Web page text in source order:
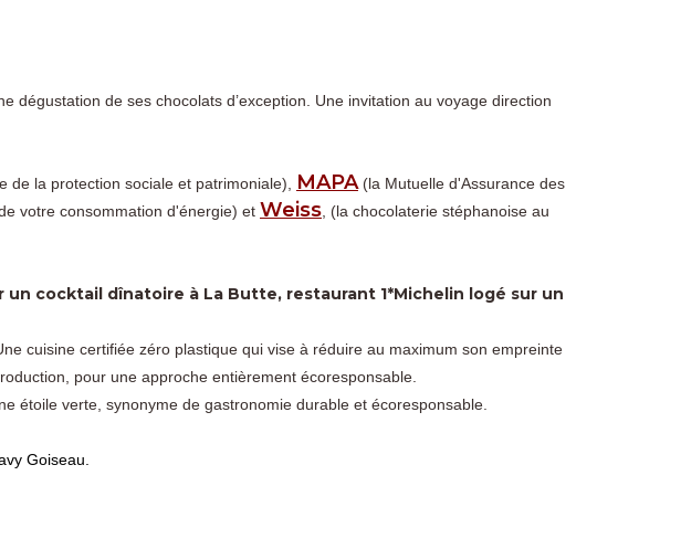
dégustation de ses chocolats d’exception. Une invitation au voyage direction
de la protection sociale et patrimoniale), MAPA (la Mutuelle d'Assurance des
votre consommation d'énergie) et Weiss , (la chocolaterie stéphanoise au
cocktail dînatoire à La Butte, restaurant 1*Michelin logé sur un
cuisine certifiée zéro plastique qui vise à réduire au maximum son empreinte
pour une approche entièrement écoresponsable.
étoile verte, synonyme de gastronomie durable et écoresponsable.
Goiseau.